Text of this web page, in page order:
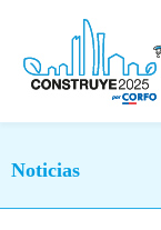
Noticias